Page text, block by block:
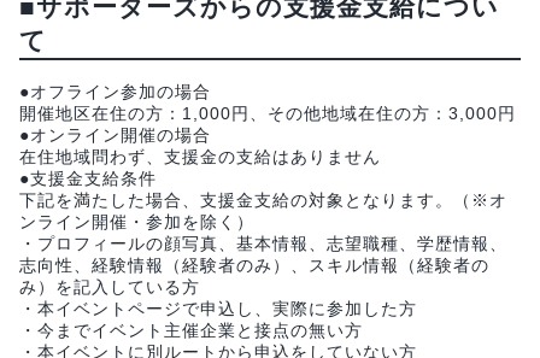
■サポーターズからの支援金支給につい
て
●オフライン参加の場合
開催地区在住の方：1,000円、その他地域在住の方：3,000円
●オンライン開催の場合
在住地域問わず、支援金の支給はありません
●支援金支給条件
下記を満たした場合、支援金支給の対象となります。（※オ
ンライン開催・参加を除く）
・プロフィールの顔写真、基本情報、志望職種、学歴情報、
志向性、経験情報（経験者のみ）、スキル情報（経験者の
み）を記入している方
・本イベントページで申込し、実際に参加した方
・今までイベント主催企業と接点の無い方
・本イベントに別ルートから申込をしていない方